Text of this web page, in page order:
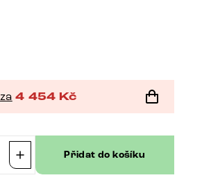
za 4 454 Kč
Přidat do košíku